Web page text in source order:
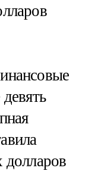
долларов